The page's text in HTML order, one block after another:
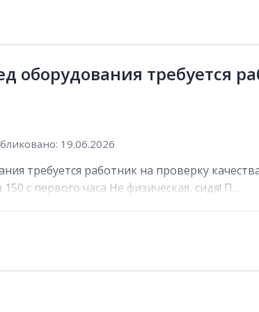
оборудования требуется
19.06.2026
требуется работник на проверку
с первого часа Не физическая, сидя! П...